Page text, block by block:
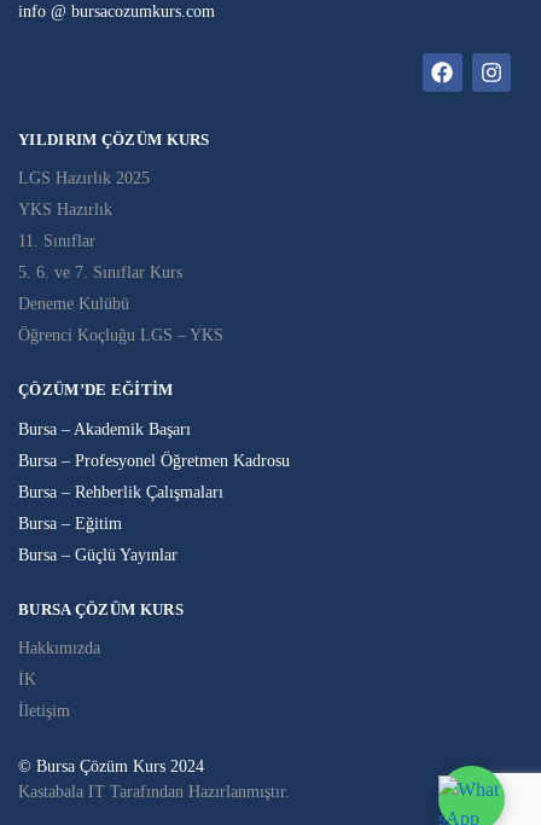
info @ bursacozumkurs.com
YILDIRIM ÇÖZÜM KURS
LGS Hazırlık 2025
YKS Hazırlık
11. Sınıflar
5. 6. ve 7. Sınıflar Kurs
Deneme Kulübü
Öğrenci Koçluğu LGS – YKS
ÇÖZÜM’DE EĞITIM
Bursa – Akademik Başarı
Bursa – Profesyonel Öğretmen Kadrosu
Bursa – Rehberlik Çalışmaları
Bursa – Eğitim
Bursa – Güçlü Yayınlar
BURSA ÇÖZÜM KURS
Hakkımızda
İK
İletişim
© Bursa Çözüm Kurs 2024
Kastabala IT Tarafından Hazırlanmıştır.